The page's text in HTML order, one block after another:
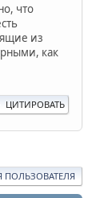
что
из
как
ЦИТИРОВАТЬ
ПОЛЬЗОВАТЕЛЯ